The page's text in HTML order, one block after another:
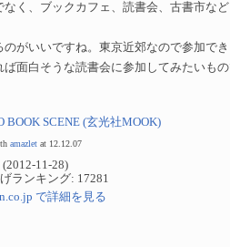
く、ブックカフェ、読書会、古書市な
がいいですね。東京近郊なので参加で
面白そうな読書会に参加してみたいも
BOOK SCENE (玄光社MOOK)
amazlet at 12.12.07
11-28)
ランキング: 17281
で詳細を見る